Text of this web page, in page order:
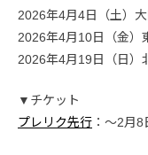
2026年4月4日（土）
2026年4月10日（金）
2026年4月19日（日）
▼チケット
プレリク先行 ：〜2月